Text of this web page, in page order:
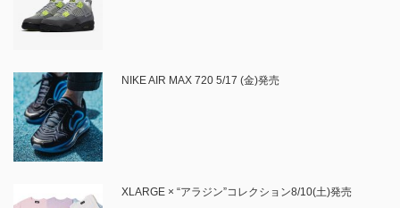
NIKE AIR MAX 720 5/17 (金)発売
XLARGE × “アラジン”コレクション8/10(土)発売